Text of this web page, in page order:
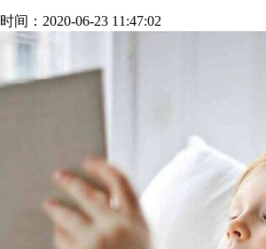
时间：2020-06-23 11:47:02